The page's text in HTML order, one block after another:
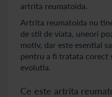
artrita reumatoida.
Artrita reumatoida nu
de stil de viata, uneori
motiv, dar este esential
pentru a fi tratata corect
evolutia.
Ce este artrita